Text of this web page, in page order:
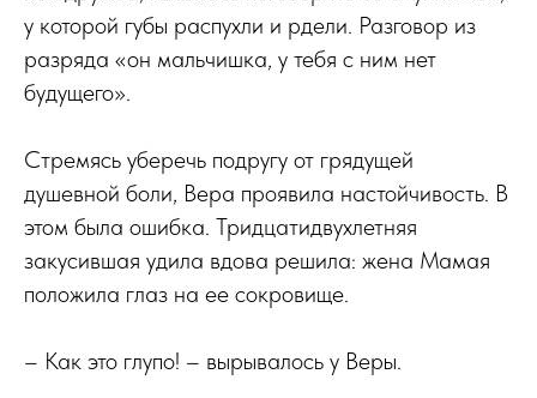
у которой губы распухли и рдели. Разговор из
разряда «он мальчишка, у тебя с ним нет
будущего».
Стремясь уберечь подругу от грядущей
душевной боли, Вера проявила настойчивость. В
этом была ошибка. Тридцатидвухлетняя
закусившая удила вдова решила: жена Мамая
положила глаз на ее сокровище.
– Как это глупо! – вырывалось у Веры.